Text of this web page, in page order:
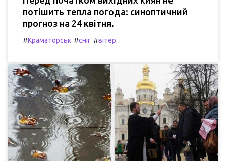
потішить тепла погода: синоптичний
прогноз на 24 квітня.
#Краматорськ #сніг #вітер